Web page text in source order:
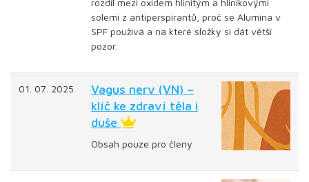
rozdíl mezi oxidem hlinitým a hliníkovými
solemi z antiperspirantů, proč se Alumina v
SPF používá a na které složky si dát větší
pozor.
01. 07. 2025
Vagus nerv (VN) –
klíč ke zdraví těla i
duše
Obsah pouze pro členy